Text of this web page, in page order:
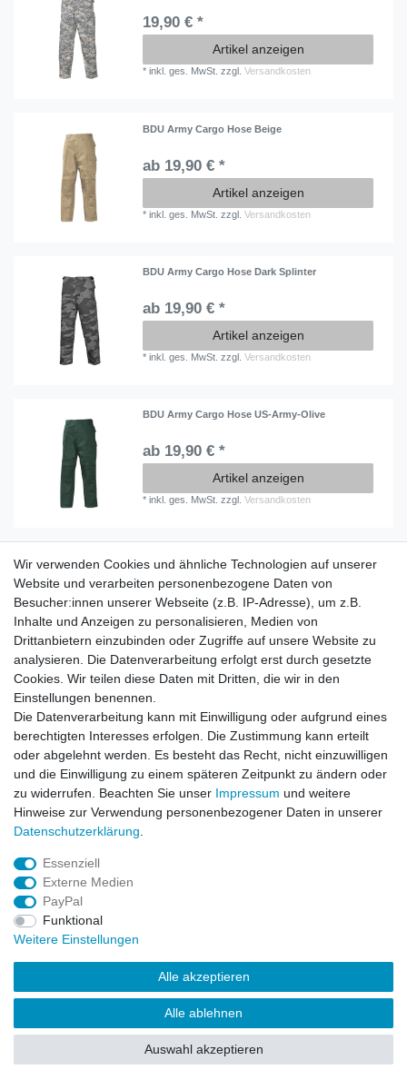
19,90 € *
Artikel anzeigen
*inkl. ges. MwSt. zzgl.Versandkosten
BDU Army Cargo Hose Beige
ab 19,90 € *
Artikel anzeigen
*inkl. ges. MwSt. zzgl.Versandkosten
BDU Army Cargo Hose Dark Splinter
ab 19,90 € *
Artikel anzeigen
*inkl. ges. MwSt. zzgl.Versandkosten
BDU Army Cargo Hose US-Army-Olive
ab 19,90 € *
Artikel anzeigen
*inkl. ges. MwSt. zzgl.Versandkosten
Information
Versand mit DHL weltweit
Kostenloser Versand ab 40 €
Lieferung an Paketstation
14 Tage Rückgaberecht
Wichtiges
Datenschutz
Impressum
Kontakt
AGB
Service
Zahlung und Versand
Vertrag widerrufen
Rücksendung
Verpackung
News
Wir verwenden Cookies und ähnliche Technologien auf unserer
Website und verarbeiten personenbezogene Daten von
Besucher:innen unserer Webseite (z.B. IP-Adresse), um z.B.
Inhalte und Anzeigen zu personalisieren, Medien von
Drittanbietern einzubinden oder Zugriffe auf unsere Website zu
analysieren. Die Datenverarbeitung erfolgt erst durch gesetzte
Cookies. Wir teilen diese Daten mit Dritten, die wir in den
Einstellungen benennen.
Die Datenverarbeitung kann mit Einwilligung oder aufgrund eines
berechtigten Interesses erfolgen. Die Zustimmung kann erteilt
oder abgelehnt werden. Es besteht das Recht, nicht einzuwilligen
und die Einwilligung zu einem späteren Zeitpunkt zu ändern oder
zu widerrufen. Beachten Sie unser Impressum und weitere
Hinweise zur Verwendung personenbezogener Daten in unserer
Daten­schutz­erklärung
Essenziell
Externe Medien
PayPal
Funktional
Weitere Einstellungen
Alle akzeptieren
Alle ablehnen
Auswahl akzeptieren